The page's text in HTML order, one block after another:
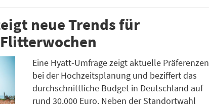
neue Trends für
Eine Hyatt-Umfrage zeigt aktuelle Präferenzen
bei der Hochzeitsplanung und beziffert das
durchschnittliche Budget in Deutschland auf
rund 30.000 Euro. Neben der Standortwahl